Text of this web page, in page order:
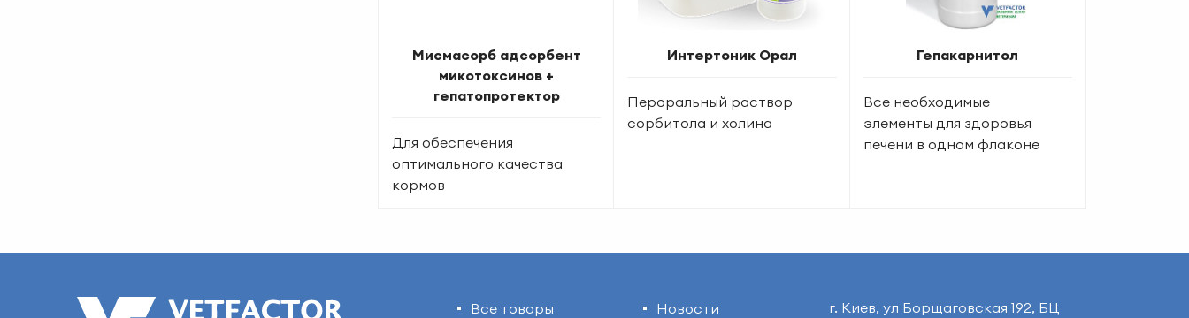
Мисмасорб адсорбент
микотоксинов +
гепатопротектор
Для обеспечения
оптимального качества
кормов
Интертоник Орал
Пероральный раствор
сорбитола и холина
Гепакарнитол
Все необходимые
элементы для здоровья
печени в одном флаконе
Все товары
Новости
г. Киев, ул Борщаговская 192, БЦ